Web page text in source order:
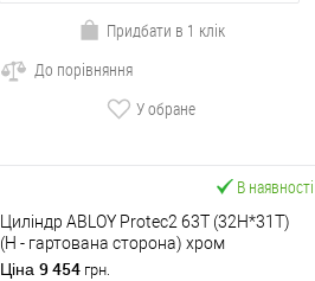
Придбати в 1 клік
До порівняння
У обране
В наявності
Циліндр ABLOY Protec2 63T (32H*31T)
(H - гартована сторона) хром
полірований
Ціна 9 454 грн.